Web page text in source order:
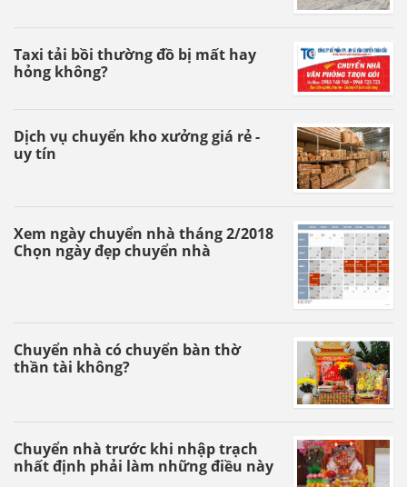
Taxi tải bồi thường đồ bị mất hay
hỏng không?
Dịch vụ chuyển kho xưởng giá rẻ -
uy tín
Xem ngày chuyển nhà tháng 2/2018
Chọn ngày đẹp chuyển nhà
Chuyển nhà có chuyển bàn thờ
thần tài không?
Chuyển nhà trước khi nhập trạch
nhất định phải làm những điều này